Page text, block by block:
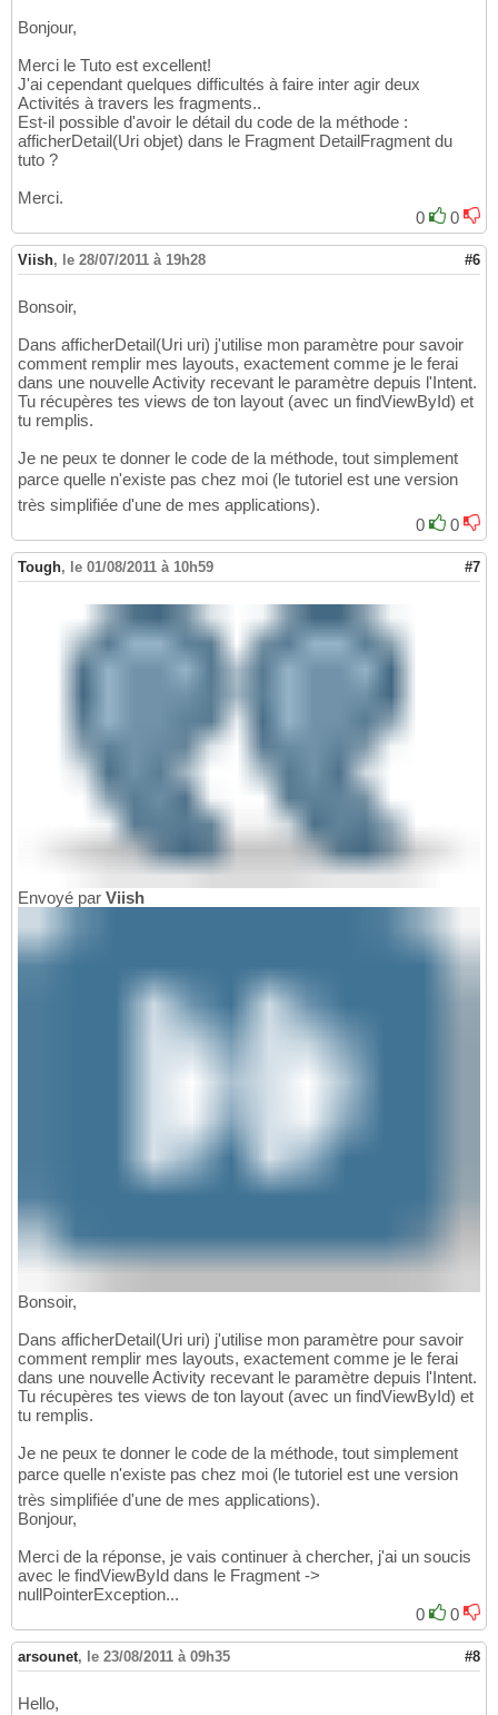
Bonjour,
Merci le Tuto est excellent!
J'ai cependant quelques difficultés à faire inter agir deux
Activités à travers les fragments..
Est-il possible d'avoir le détail du code de la méthode :
afficherDetail(Uri objet) dans le Fragment DetailFragment du
tuto ?
Merci.
0
0
Viish, le 28/07/2011 à 19h28 #6
Bonsoir,
Dans afficherDetail(Uri uri) j'utilise mon paramètre pour savoir
comment remplir mes layouts, exactement comme je le ferai
dans une nouvelle Activity recevant le paramètre depuis l'Intent.
Tu récupères tes views de ton layout (avec un findViewById) et
tu remplis.
Je ne peux te donner le code de la méthode, tout simplement
parce quelle n'existe pas chez moi (le tutoriel est une version
très simplifiée d'une de mes applications).
0
0
Tough, le 01/08/2011 à 10h59 #7
Envoyé par Viish
Bonsoir,
Dans afficherDetail(Uri uri) j'utilise mon paramètre pour savoir
comment remplir mes layouts, exactement comme je le ferai
dans une nouvelle Activity recevant le paramètre depuis l'Intent.
Tu récupères tes views de ton layout (avec un findViewById) et
tu remplis.
Je ne peux te donner le code de la méthode, tout simplement
parce quelle n'existe pas chez moi (le tutoriel est une version
très simplifiée d'une de mes applications).
Bonjour,
Merci de la réponse, je vais continuer à chercher, j'ai un soucis
avec le findViewById dans le Fragment ->
nullPointerException...
0
0
arsounet, le 23/08/2011 à 09h35 #8
Hello,